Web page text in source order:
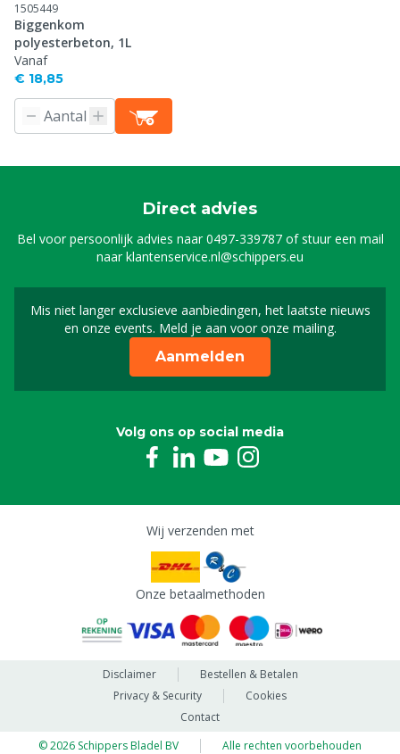
1505449
Biggenkom
polyesterbeton, 1L
Vanaf
€ 18,85
Direct advies
Bel voor persoonlijk advies naar0497-339787of stuur een mail
naarklantenservice.nl@schippers.eu
Mis niet langer exclusieve aanbiedingen, het laatste nieuws
en onze events. Meld je aan voor onze mailing.
Schrijf je in voor onze
Aanmelden
Volg ons op social media
Wij verzenden met
Onze betaalmethoden
Disclaimer
Bestellen & Betalen
Privacy & Security
Cookies
Contact
© 2026 Schippers Bladel BV
Alle rechten voorbehouden